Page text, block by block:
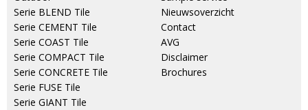
Serie BLEND Tile
Serie CEMENT Tile
Serie COAST Tile
Serie COMPACT Tile
Serie CONCRETE Tile
Serie FUSE Tile
Serie GIANT Tile
Nieuwsoverzicht
Contact
AVG
Disclaimer
Brochures